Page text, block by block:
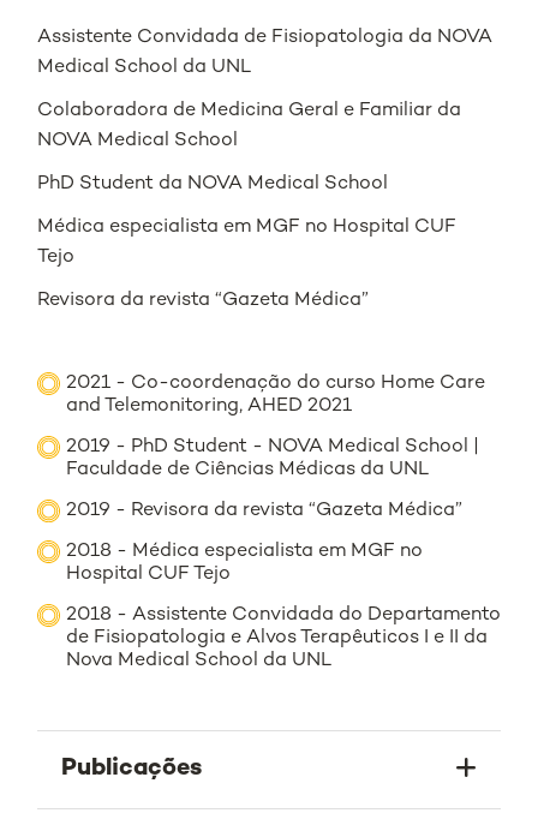
Assistente Convidada de Fisiopatologia da NOVA
Medical School da UNL
Colaboradora de Medicina Geral e Familiar da
NOVA Medical School
PhD Student da NOVA Medical School
Médica especialista em MGF no Hospital CUF
Tejo
Revisora da revista “Gazeta Médica”
2021 - Co-coordenação do curso Home Care
and Telemonitoring, AHED 2021
2019 - PhD Student - NOVA Medical School |
Faculdade de Ciências Médicas da UNL
2019 - Revisora da revista “Gazeta Médica”
2018 - Médica especialista em MGF no
Hospital CUF Tejo
2018 - Assistente Convidada do Departamento
de Fisiopatologia e Alvos Terapêuticos I e II da
Nova Medical School da UNL
Publicações